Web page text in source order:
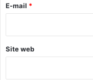
e
E-mail *
Site web